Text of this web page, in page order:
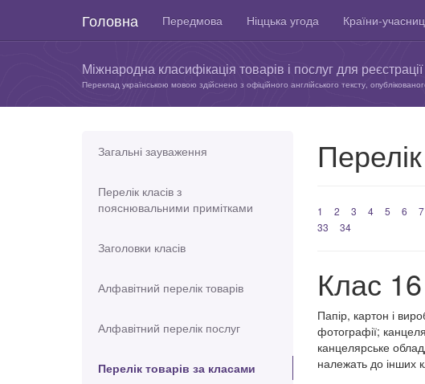
Головна Передмова Ніццька угода Країни-
Міжнародна класифікація товарів і послуг для
Переклад українською мовою здійснено з офіційного англійського тексту,
Загальні зауваження
Перелік класів з
пояснювальними примітками
Заголовки класів
Алфавітний перелік товарів
Алфавітний перелік послуг
Перелік товарів за класами
1 2 3 4 5 6 7
33
34
Клас 16
Папір, картон і
фотографії;
канцелярське
належать до інших